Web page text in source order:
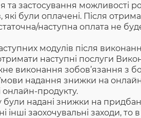
застосування можливості
були оплачені. Після
наступна оплата не
модулів після
наступні послуги
виконання зобов’язання з
надання знижки на
онлайн-продукту.
надані знижки на
заохочувальні заходи,